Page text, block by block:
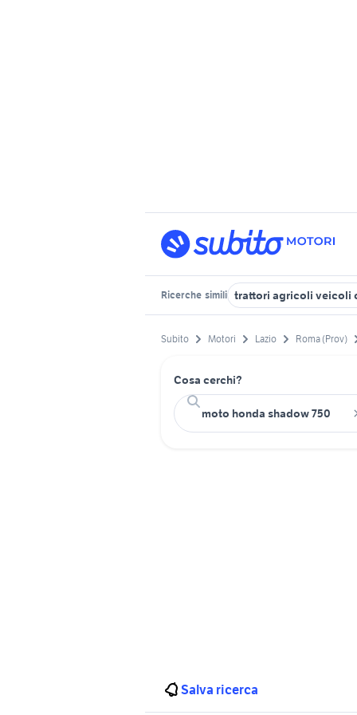
Ricerche simili trattori agricoli veicoli
Subito Motori Lazio Roma (Prov)
Cosa cerchi?
Salva ricerca